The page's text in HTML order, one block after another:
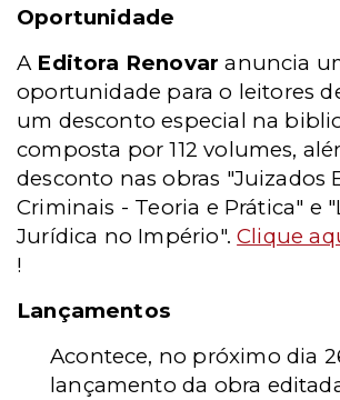
Oportunidade
AEditora Renovar anuncia
oportunidade para o leitores
um desconto especial na
composta por 112 volumes,
desconto nas obras "Juizados
Criminais - Teoria e Prática" e
Jurídica no Império".Clique
!
Lançamentos
Acontece, no próximo dia
lançamento da obra